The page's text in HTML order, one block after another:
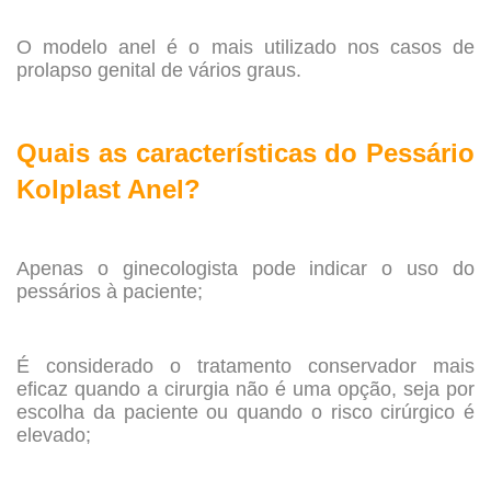
O modelo anel é o mais utilizado nos casos de
prolapso genital de vários graus.
Quais as características do Pessário
Kolplast Anel?
Apenas o ginecologista pode indicar o uso do
pessários à paciente;
É considerado o tratamento conservador mais
eficaz quando a cirurgia não é uma opção, seja por
escolha da paciente ou quando o risco cirúrgico é
elevado;